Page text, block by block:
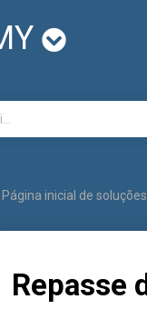
Página inicial de soluções
Repasse